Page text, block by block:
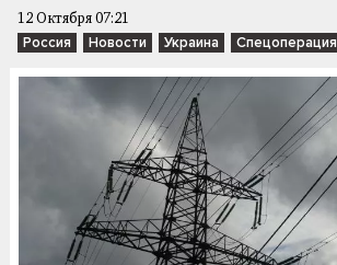
12 Октября 07:21
Россия Новости Украина Спецоперация